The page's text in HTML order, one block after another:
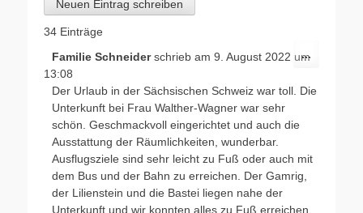
34 Einträge
Familie Schneiderschrieb am 9. August 2022 um
13:08
Der Urlaub in der Sächsischen Schweiz war toll. Die
Unterkunft bei Frau Walther-Wagner war sehr
schön. Geschmackvoll eingerichtet und auch die
Ausstattung der Räumlichkeiten, wunderbar.
Ausflugsziele sind sehr leicht zu Fuß oder auch mit
dem Bus und der Bahn zu erreichen. Der Gamrig,
der Lilienstein und die Bastei liegen nahe der
Unterkunft und wir konnten alles zu Fuß erreichen.
...